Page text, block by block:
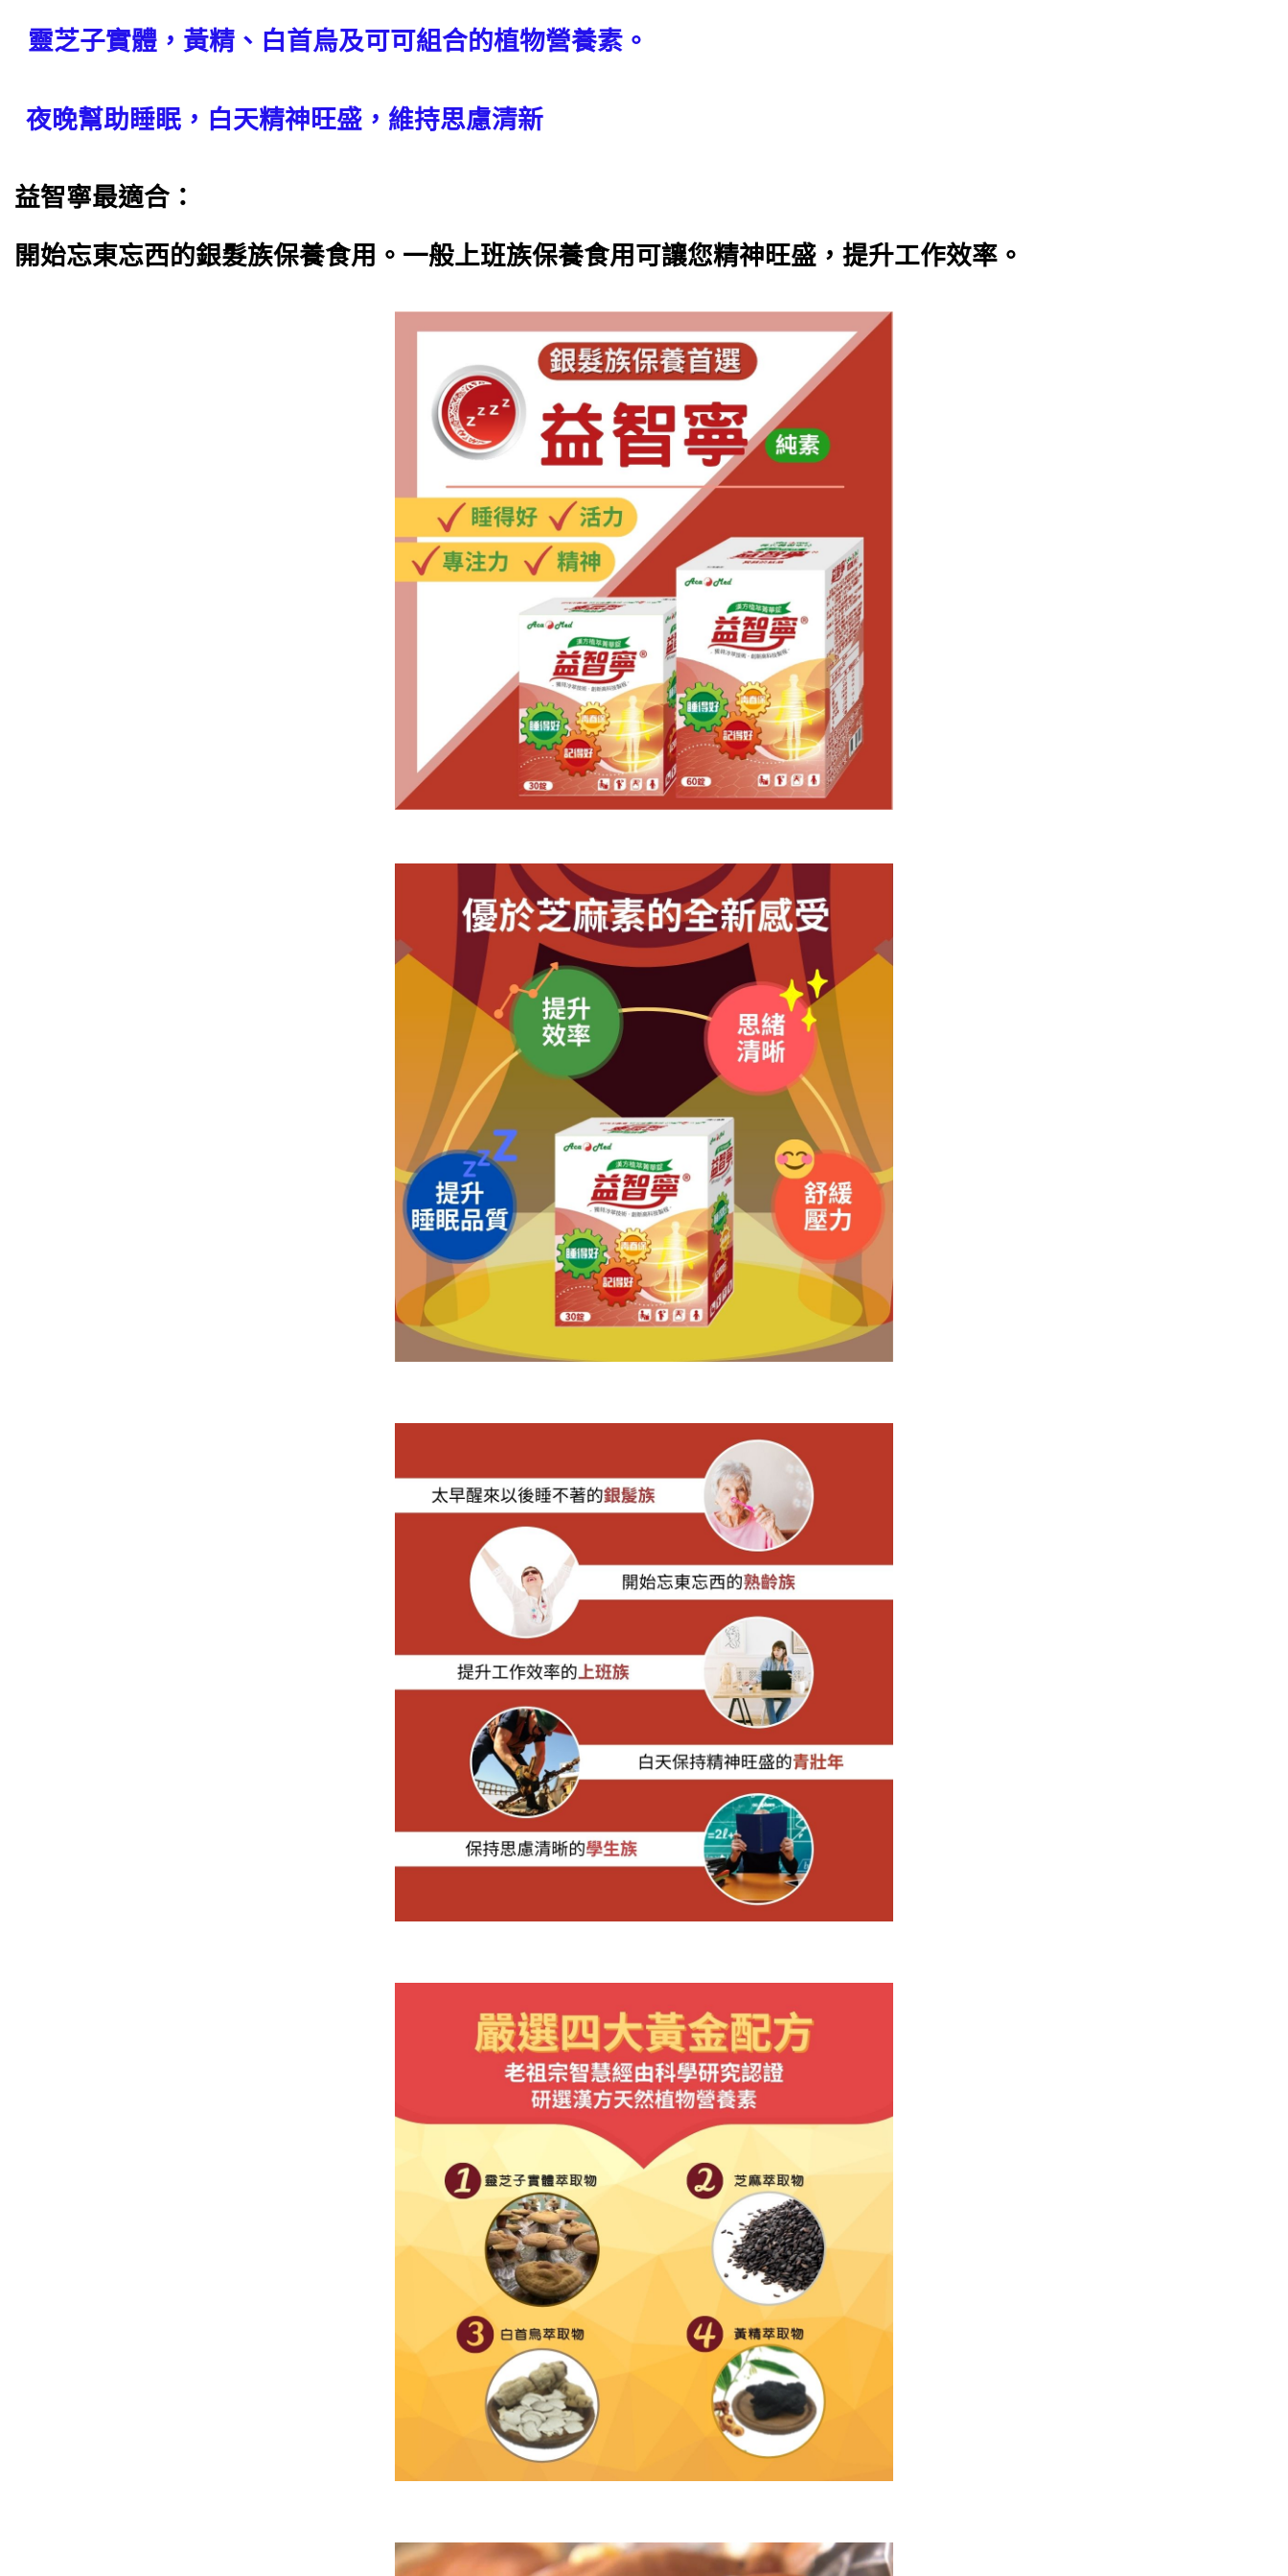
靈芝子實體，黃精、白首烏及可可組合的植物營養素。
夜晚幫助睡眠，白天精神旺盛，維持思慮清新
益智寧最適合：
開始忘東忘西的銀髮族保養食用。一般上班族保養食用可讓您精神旺盛，提升工作效率。